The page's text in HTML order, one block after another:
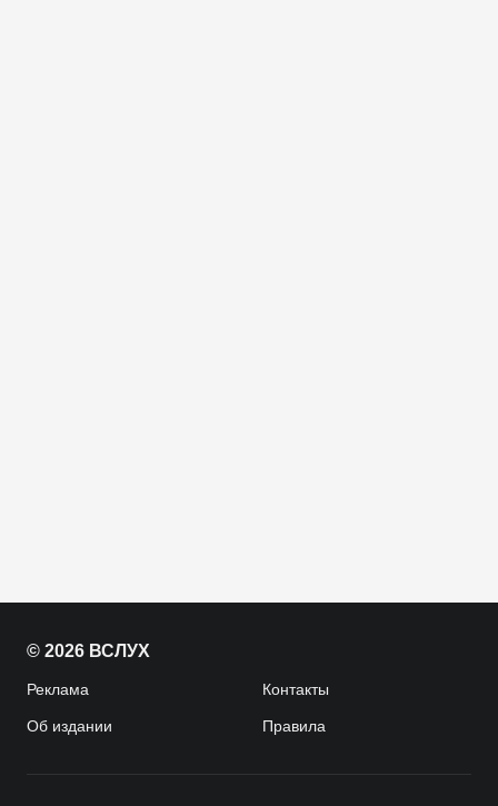
© 2026 ВСЛУХ
Реклама Контакты
Об издании Правила